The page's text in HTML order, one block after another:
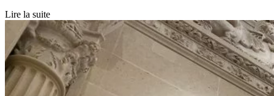
Lire la suite